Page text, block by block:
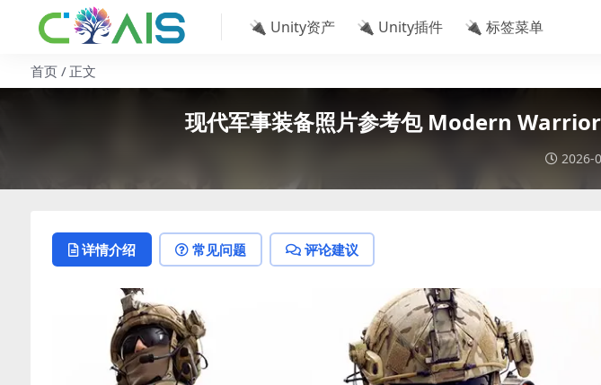
🔌 Unity资产 🔌 Unity插件 🔌 标签菜单
首页 正文
现代军事装备照片参考包 Modern
2026-
详情介绍 常见问题 评论建议